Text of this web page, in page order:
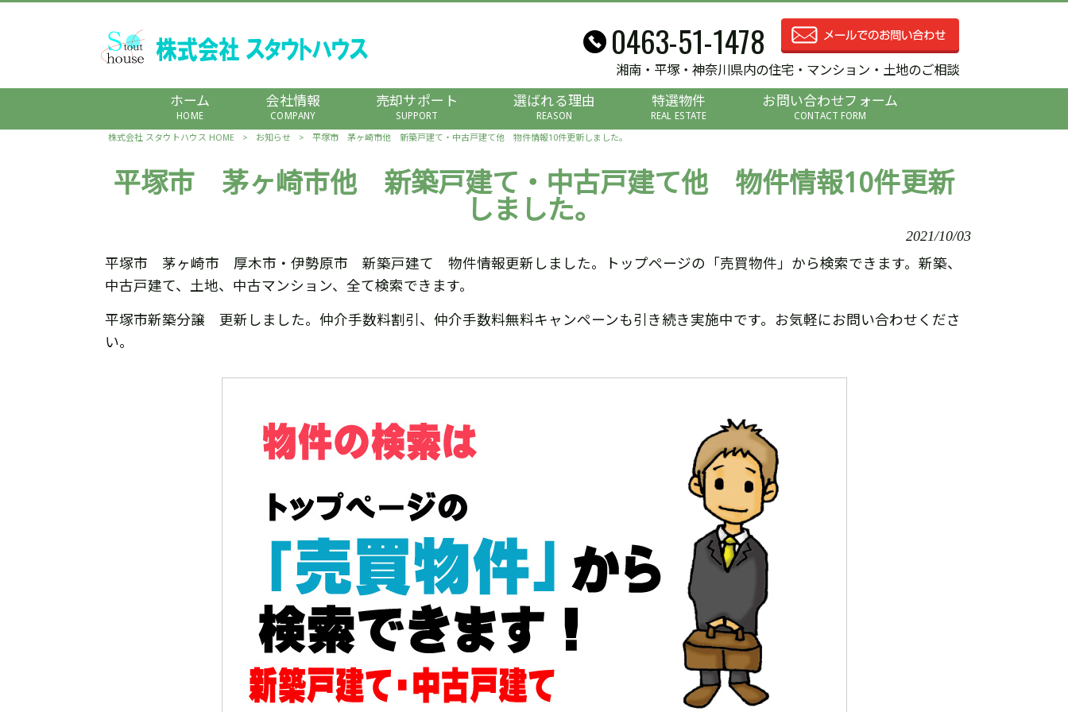
0463-51-1478
湘南・平塚・神奈川県内の住宅・マンション・土地のご相談
ホーム
HOME
会社情報
COMPANY
売却サポート
SUPPORT
選ばれる理由
REASON
特選物件
REAL ESTATE
お問い合わせフォーム
CONTACT FORM
株式会社 スタウトハウス HOME > お知らせ > 平塚市 茅ヶ崎市他 新築戸建て・中古戸建て他 物件情報10件更新しました。
平塚市 茅ヶ崎市他 新築戸建て・中古戸建て他 物件情報10件更新
しました。
2021/10/03
平塚市 茅ヶ崎市 厚木市・伊勢原市 新築戸建て 物件情報更新しました。トップページの「売買物件」から検索できます。新築、
中古戸建て、土地、中古マンション、全て検索できます。
平塚市新築分譲 更新しました。仲介手数料割引、仲介手数料無料キャンペーンも引き続き実施中です。お気軽にお問い合わせくださ
い。